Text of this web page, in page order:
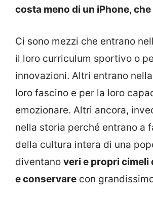
costa meno di un iPhone,
Ci sono mezzi che entrano
il loro curriculum sportivo o
innovazioni. Altri entrano
loro fascino e per la loro
emozionare. Altri ancora,
nella storia perché entrano a
della cultura intera di una
diventano veri e propri cimeli
e conservare con